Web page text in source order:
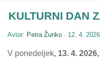
KULTURNI DAN
Avtor: Petra Žunko · 12. 4. 2026
V ponedeljek, 13. 4. 2026,